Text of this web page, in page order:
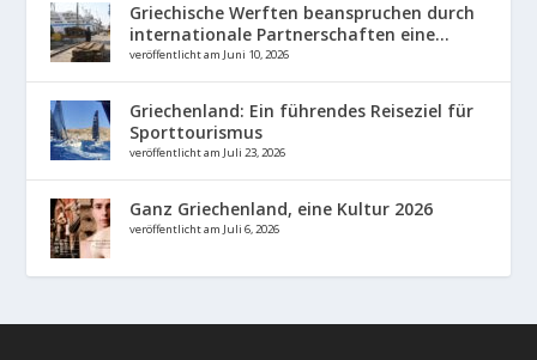
Griechische Werften beanspruchen durch
internationale Partnerschaften eine...
veröffentlicht am Juni 10, 2026
Griechenland: Ein führendes Reiseziel für
Sporttourismus
veröffentlicht am Juli 23, 2026
Ganz Griechenland, eine Kultur 2026
veröffentlicht am Juli 6, 2026